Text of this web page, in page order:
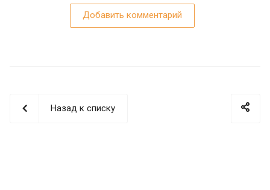
Добавить комментарий
Назад к списку